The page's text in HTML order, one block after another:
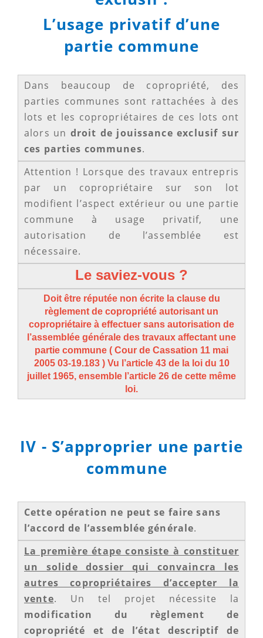
L’usage privatif d’une
partie commune
Dans beaucoup de copropriété, des
parties communes sont rattachées à des
lots et les copropriétaires de ces lots ont
alors un droit de jouissance exclusif sur
ces parties communes.
Attention ! Lorsque des travaux entrepris
par un copropriétaire sur son lot
modifient l’aspect extérieur ou une partie
commune à usage privatif, une
autorisation de l’assemblée est
nécessaire.
Le saviez-vous ?
Doit être réputée non écrite la clause du
règlement de copropriété autorisant un
copropriétaire à effectuer sans autorisation de
l’assemblée générale des travaux affectant une
partie commune ( Cour de Cassation 11 mai
2005 03-19.183 ) Vu l’article 43 de la loi du 10
juillet 1965, ensemble l’article 26 de cette même
loi.
IV - S’approprier une partie
commune
Cette opération ne peut se faire sans
l’accord de l’assemblée générale.
La première étape consiste à constituer
un solide dossier qui convaincra les
autres copropriétaires d’accepter la
vente. Un tel projet nécessite la
modification du règlement de
copropriété et de l’état descriptif de